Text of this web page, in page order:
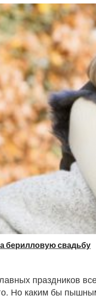
берилловую свадьбу
праздников
Но каким бы